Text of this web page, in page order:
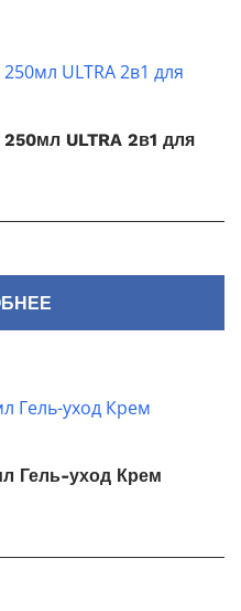
ULTRA 2в1 для
Гель-уход Крем